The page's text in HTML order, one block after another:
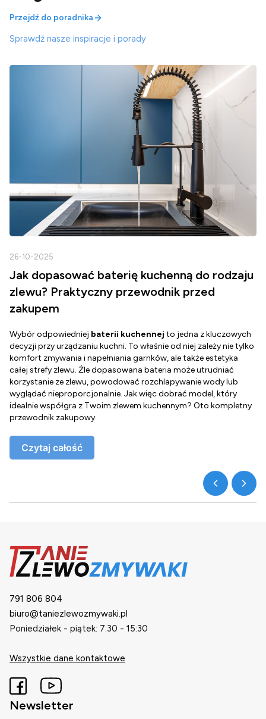
Przejdź do poradnika
Sprawdź nasze inspiracje i porady
26-10-2025
Jak dopasować baterię kuchenną do rodzaju
zlewu? Praktyczny przewodnik przed
zakupem
Wybór odpowiedniej baterii kuchennej to jedna z kluczowych
decyzji przy urządzaniu kuchni. To właśnie od niej zależy nie tylko
komfort zmywania i napełniania garnków, ale także estetyka
całej strefy zlewu. Źle dopasowana bateria może utrudniać
korzystanie ze zlewu, powodować rozchlapywanie wody lub
wyglądać nieproporcjonalnie. Jak więc dobrać model, który
idealnie współgra z Twoim zlewem kuchennym? Oto kompletny
przewodnik zakupowy.
Czytaj całość
791 806 804
biuro@taniezlewozmywaki.pl
Poniedziałek - piątek: 7:30 - 15:30
Wszystkie dane kontaktowe
Newsletter